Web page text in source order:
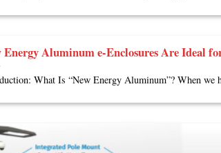
Energy Aluminum e-Enclosures Are Ideal
What Is “New Energy Aluminum”? When we